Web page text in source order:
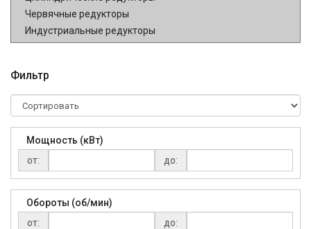
Червячные редукторы
Индустриальные редукторы
Фильтр
Мощность (кВт)
от:
до:
Обороты (об/мин)
от:
до: